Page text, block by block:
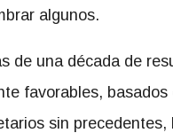
algunos.
de una década de
favorables, basados
sin precedentes,